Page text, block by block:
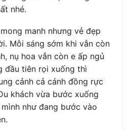
nhé.
manh nhưng vẻ đẹp
Mỗi sáng sớm khi vẫn còn
nụ hoa vẫn còn e ấp ngủ
đầu tiên rọi xuống thì
cảnh cả cánh đồng rực
khách vừa bước xuống
như đang bước vào